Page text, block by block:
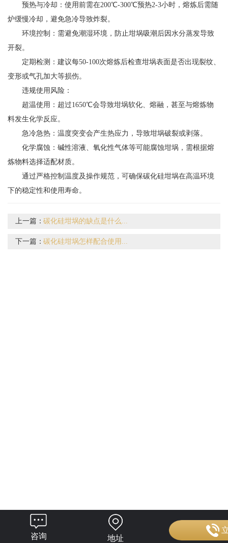
预热与冷却：使用前需在200℃-300℃预热2-3小时，熔炼后需随
炉缓慢冷却，避免急冷导致炸裂。
环境控制：需避免潮湿环境，防止坩埚吸潮后因水分蒸发导致
开裂。
定期检测：建议每50-100次熔炼后检查坩埚表面是否出现裂纹、
变形或气孔加大等损伤。
违规使用风险：
超温使用：超过1650℃会导致坩埚软化、熔融，甚至与熔炼物
料发生化学反应。
急冷急热：温度突变会产生热应力，导致坩埚破裂或剥落。
化学腐蚀：碱性溶液、氧化性气体等可能腐蚀坩埚，需根据熔
炼物料选择适配材质。
通过严格控制温度及操作规范，可确保碳化硅坩埚在高温环境
下的稳定性和使用寿命。
上一篇：碳化硅坩埚的缺点是什么...
下一篇：碳化硅坩埚怎样配合使用...
咨询 地址